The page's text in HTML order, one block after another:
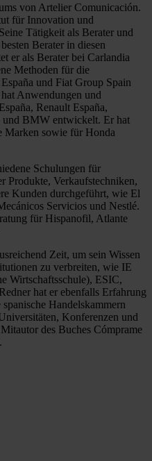
von Artelier Comunicación.
für Innovation und
Tätigkeit als Berater und
Berater in diesen
er als Berater bei Carlandia
Methoden für die
und Fiat Group Spain
Anwendungen und
Renault España,
und BMW entwickelt. Er hat
Marken sowie für Honda
Schulungen für
Produkte, Verkaufstechniken,
Kunden durchgeführt, wie El
Servicios und Nestlé.
für Hispanofil, Atlante
Zeit, um sein Wissen
zu verbreiten, wie IE
Wirtschaftsschule), ESIC,
hat er ebenfalls Erfahrung
Handelskammern
Konferenzen und
des Buches Cómprame